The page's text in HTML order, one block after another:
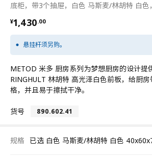
底柜，带3个抽屉，白色 马斯麦/林胡特 白
¥1,430.00
¥ 1430.00
悬挂杆须另购。
METOD 米多 厨房系列为梦想厨房的设计提
RINGHULT 林胡特 高光泽白色前板，给厨
格，并且易于擦拭干净。
货号 890.602.41
规格 已选 白色 马斯麦/林胡特 白色